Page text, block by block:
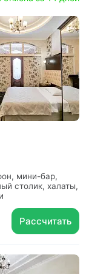
мини-бар,
столик, халаты,
Рассчитать